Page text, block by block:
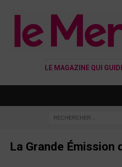
LE MAGAZINE QUI
La Grande Émission